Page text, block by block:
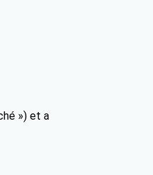
») et a